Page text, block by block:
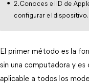
2. Conoces el ID de
configurar el dispositivo.
El primer método es la
sin una computadora y
aplicable a todos los